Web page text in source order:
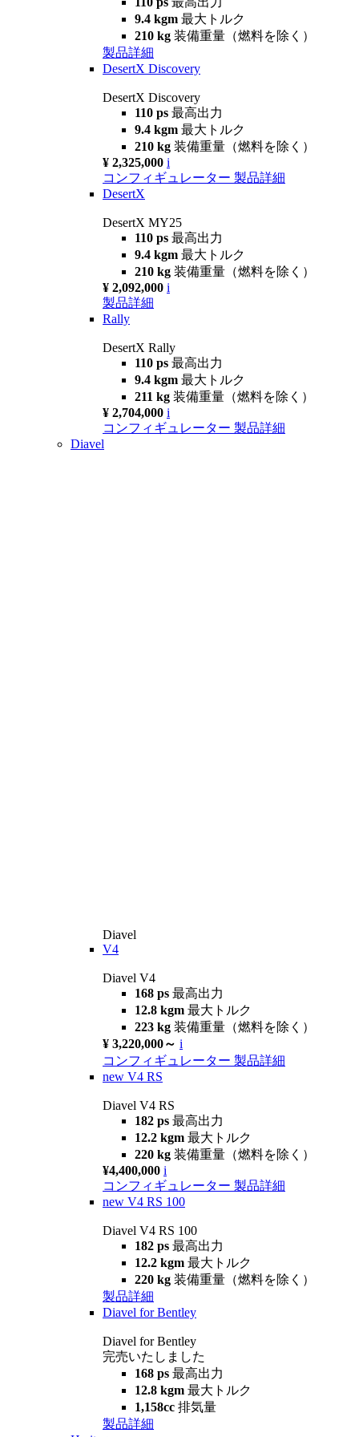
9.4 kgm 最大トルク
210 kg 装備重量（燃料を除く）
製品詳細
DesertX Discovery
DesertX Discovery
110 ps 最高出力
9.4 kgm 最大トルク
210 kg 装備重量（燃料を除く）
¥ 2,325,000 i
コンフィギュレーター 製品詳細
DesertX
DesertX MY25
110 ps 最高出力
9.4 kgm 最大トルク
210 kg 装備重量（燃料を除く）
¥ 2,092,000 i
製品詳細
Rally
DesertX Rally
110 ps 最高出力
9.4 kgm 最大トルク
211 kg 装備重量（燃料を除く）
¥ 2,704,000 i
コンフィギュレーター 製品詳細
Diavel
Diavel
V4
Diavel V4
168 ps 最高出力
12.8 kgm 最大トルク
223 kg 装備重量（燃料を除く）
¥ 3,220,000～ i
コンフィギュレーター 製品詳細
new V4 RS
Diavel V4 RS
182 ps 最高出力
12.2 kgm 最大トルク
220 kg 装備重量（燃料を除く）
¥4,400,000 i
コンフィギュレーター 製品詳細
new V4 RS 100
Diavel V4 RS 100
182 ps 最高出力
12.2 kgm 最大トルク
220 kg 装備重量（燃料を除く）
製品詳細
Diavel for Bentley
Diavel for Bentley
完売いたしました
168 ps 最高出力
12.8 kgm 最大トルク
1,158cc 排気量
製品詳細